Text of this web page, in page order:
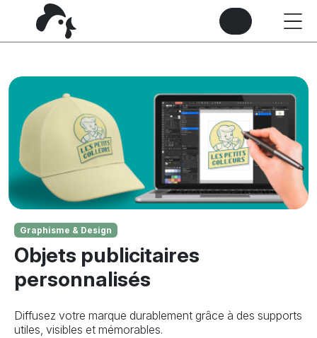
Graphisme & Design
Objets publicitaires
personnalisés
Diffusez votre marque durablement grâce à des supports
utiles, visibles et mémorables.